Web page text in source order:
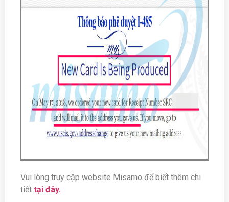
Vui lòng truy cập website Misamo để biết thêm chi
tiết tại đây.